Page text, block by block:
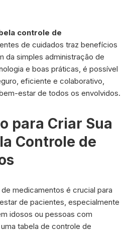
controle de
de cuidados traz benefícios
da simples administração de
e boas práticas, é possível
eficiente e colaborativo,
estar de todos os envolvidos.
para Criar Sua
Controle de
medicamentos é crucial para
de pacientes, especialmente
idosos ou pessoas com
tabela de controle de